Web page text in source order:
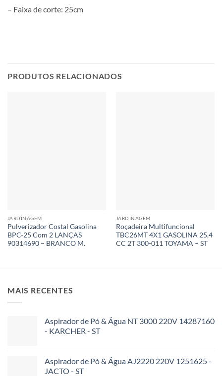
– Faixa de corte: 25cm
PRODUTOS RELACIONADOS
JARDINAGEM
Pulverizador Costal Gasolina
BPC-25 Com 2 LANÇAS
90314690 – BRANCO M.
JARDINAGEM
Roçadeira Multifuncional
TBC26MT 4X1 GASOLINA 25,4
CC 2T 300-011 TOYAMA – ST
MAIS RECENTES
Aspirador de Pó & Água NT 3000 220V 14287160
- KARCHER - ST
Aspirador de Pó & Água AJ2220 220V 1251625 -
JACTO - ST